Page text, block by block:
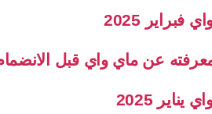
2025
عن ماي واي قبل
2025